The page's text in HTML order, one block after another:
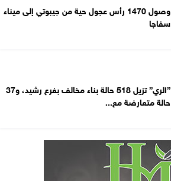
وصول 1470 رأس عجول حية من جيبوتي إلى ميناء
سفاجا
”الري” تزيل 518 حالة بناء مخالف بفرع رشيد، و37
حالة متعارضة مع...